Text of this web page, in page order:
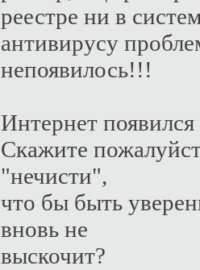
реестре ни в
антивирусу
непоявилось!!!
Интернет
Скажите
"нечисти",
что бы быть
вновь не
выскочит?